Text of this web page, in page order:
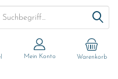
Warenkorb
Mein Konto